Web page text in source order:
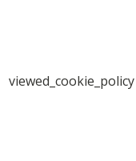
viewed_cookie_policy